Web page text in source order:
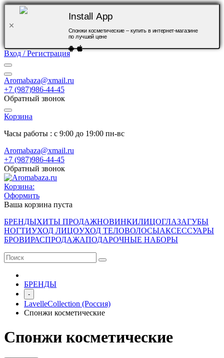
Install App
Спонжи косметические – купить в интернет-магазине
по лучшей цене
Вход / Регистрация
Aromabaza@xmail.ru
+7 (987)986-44-45
Обратный звонок
Корзина
Часы работы : с 9:00 до 19:00 пн-вс
Aromabaza@xmail.ru
+7 (987)986-44-45
Обратный звонок
Корзина:
Оформить
Ваша корзина пуста
БРЕНДЫХИТЫ ПРОДАЖНОВИНКИЛИЦОГЛАЗАГУБЫ
НОГТИУХОД ЛИЦОУХОД ТЕЛОВОЛОСЫАКСЕССУАРЫ
БРОВИРАСПРОДАЖАПОДАРОЧНЫЕ НАБОРЫ
БРЕНДЫ
-
LavelleCollection (Россия)
Спонжи косметические
Спонжи косметические